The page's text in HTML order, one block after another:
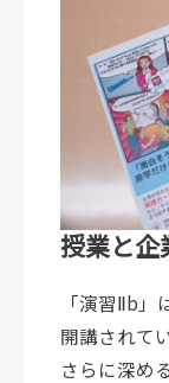
授業と企
「演習Ⅱb
開講されて
さらに深め